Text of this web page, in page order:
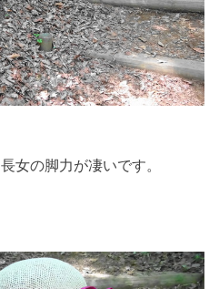
女の脚力が凄いです。